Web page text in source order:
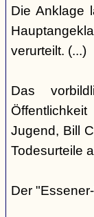
Die Anklage
verurteilt. (...)
Das
Jugend, Bill
Todesurteile
Der